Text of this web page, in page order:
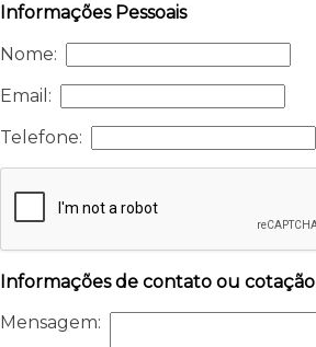
Informações Pessoais
Nome:
Email:
Telefone:
Informações de contato ou cotação
Mensagem: